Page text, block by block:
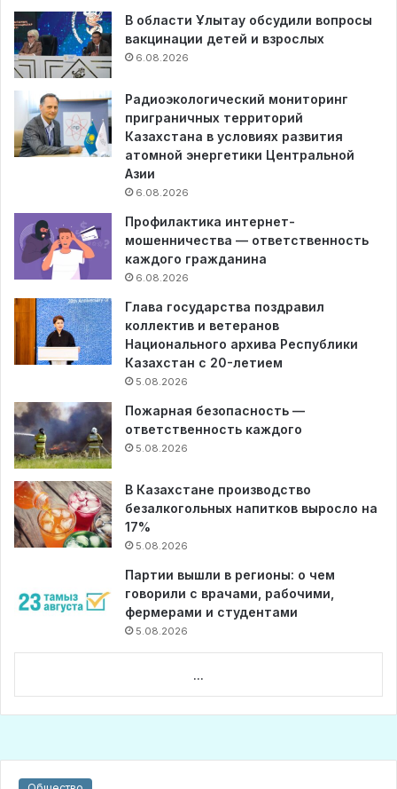
В области Ұлытау обсудили вопросы
вакцинации детей и взрослых
6.08.2026
Радиоэкологический мониторинг
приграничных территорий
Казахстана в условиях развития
атомной энергетики Центральной
Азии
6.08.2026
Профилактика интернет-
мошенничества — ответственность
каждого гражданина
6.08.2026
Глава государства поздравил
коллектив и ветеранов
Национального архива Республики
Казахстан с 20-летием
5.08.2026
Пожарная безопасность —
ответственность каждого
5.08.2026
В Казахстане производство
безалкогольных напитков выросло на
17%
5.08.2026
Партии вышли в регионы: о чем
говорили с врачами, рабочими,
фермерами и студентами
5.08.2026
...